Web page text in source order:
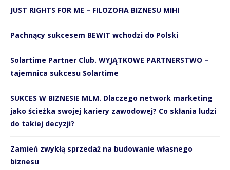
JUST RIGHTS FOR ME – FILOZOFIA BIZNESU MIHI
Pachnący sukcesem BEWIT wchodzi do Polski
Solartime Partner Club. WYJĄTKOWE PARTNERSTWO –
tajemnica sukcesu Solartime
SUKCES W BIZNESIE MLM. Dlaczego network marketing
jako ścieżka swojej kariery zawodowej? Co skłania ludzi
do takiej decyzji?
Zamień zwykłą sprzedaż na budowanie własnego
biznesu